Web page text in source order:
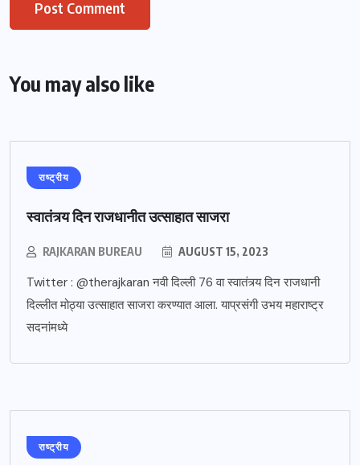
You may also like
राष्ट्रीय
स्वातंत्र्य दिन राजधानीत उत्साहात साजरा
RAJKARAN BUREAU AUGUST 15, 2023
Twitter : @therajkaran नवी दिल्ली 76 वा स्वातंत्र्य दिन राजधानी
दिल्लीत मोठ्या उत्साहात साजरा करण्यात आला. याप्रसंगी उभय महाराष्ट्र
सदनांमध्ये
राष्ट्रीय